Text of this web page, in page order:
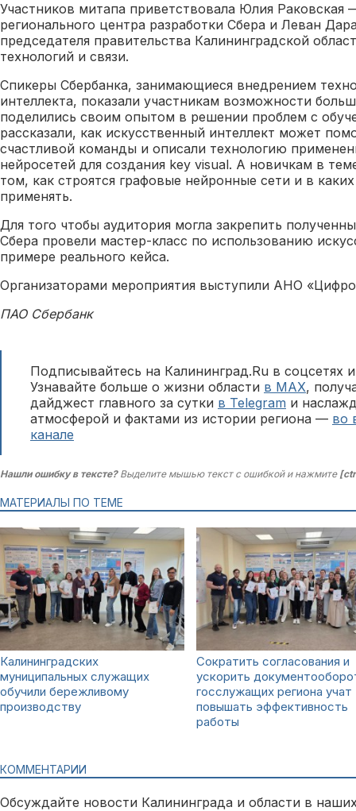
Участников митапа приветствовала Юлия Раковская
регионального центра разработки Сбера и Леван
председателя правительства Калининградской
технологий и связи.
Спикеры Сбербанка, занимающиеся внедрением
интеллекта, показали участникам возможности
поделились своим опытом в решении проблем с
рассказали, как искусственный интеллект может
счастливой команды и описали технологию
нейросетей для создания key visual. А новичкам в
том, как строятся графовые нейронные сети и в
применять.
Для того чтобы аудитория могла закрепить
Сбера провели мастер-класс по использованию
примере реального кейса.
Организаторами мероприятия выступили АНО
ПАО Сбербанк
Подписывайтесь на Калининград.Ru в соцсетях
Узнавайте больше о жизни области в MAX,
дайджест главного за сутки в Telegram и
атмосферой и фактами из истории региона — во
канале
Нашли ошибку в тексте?Выделите мышью текст с ошибкой и нажмите
МАТЕРИАЛЫ ПО ТЕМЕ
Калининградских
муниципальных служащих
обучили бережливому
производству
Сократить согласования и
ускорить
госслужащих региона учат
повышать эффективность
работы
КОММЕНТАРИИ
Обсуждайте новости Калининграда и области в